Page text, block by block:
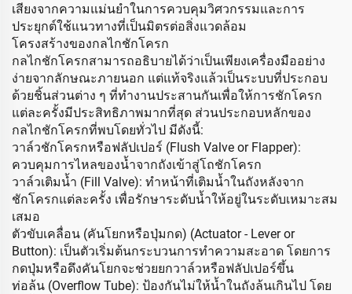
เสียงจากความแม่นยำในการควบคุมวิศวกรรมและการ
ประยุกต์ใช้แนวทางที่เป็นมิตรต่อสิ่งแวดล้อม
โครงสร้างของกลไกชักโครก
กลไกชักโครกสามารถอธิบายได้ว่าเป็นเพียงเครื่องมืออย่าง
ง่ายจากลักษณะภายนอก แต่แท้จริงแล้วเป็นระบบที่ประกอบ
ด้วยชิ้นส่วนต่าง ๆ ที่ทำงานประสานกันเพื่อให้การชักโครก
แต่ละครั้งมีประสิทธิภาพมากที่สุด ส่วนประกอบหลักของ
กลไกชักโครกที่พบโดยทั่วไป มีดังนี้:
วาล์วชักโครกหรือฟลัปเปอร์ (Flush Valve or Flapper):
ควบคุมการไหลของน้ำจากถังเข้าสู่โถชักโครก
วาล์วเติมน้ำ (Fill Valve): ทำหน้าที่เติมน้ำในถังหลังจาก
ชักโครกแต่ละครั้ง เพื่อรักษาระดับน้ำให้อยู่ในระดับเหมาะสม
เสมอ
ตัวขับเคลื่อน (คันโยกหรือปุ่มกด) (Actuator - Lever or
Button): เป็นตัวเริ่มต้นกระบวนการทำความสะอาด โดยการ
กดปุ่มหรือดึงคันโยกจะช่วยยกวาล์วหรือฟลัปเปอร์ขึ้น
ท่อล้น (Overflow Tube): ป้องกันไม่ให้น้ำในถังล้นเกินไป โดย